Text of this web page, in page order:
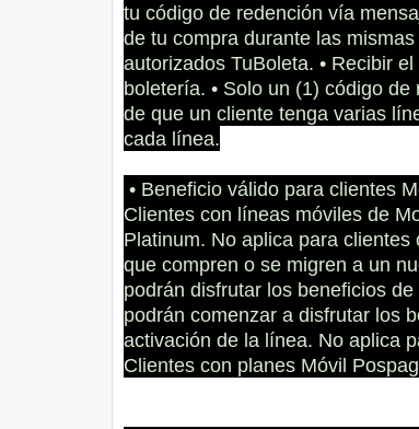
tu código de redención vía
de tu compra durante las
autorizados TuBoleta. • Recibir
boletería. • Solo un (1) código
de que un cliente tenga varias
cada línea.
• Beneficio válido para clientes
Clientes con líneas móviles de
Platinum. No aplica para
que compren o se migren a un
podrán disfrutar los beneficios
podrán comenzar a disfrutar los
activación de la línea. No aplica
Clientes con planes Móvil